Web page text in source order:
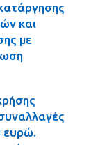
και
με
ευρώ.